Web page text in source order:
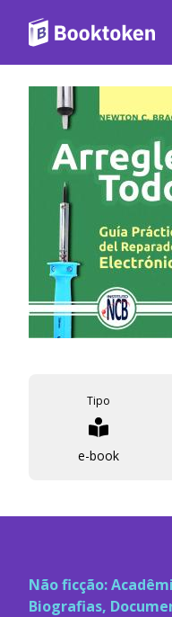
Tipo
e-book
Não ficção:
Biografias,